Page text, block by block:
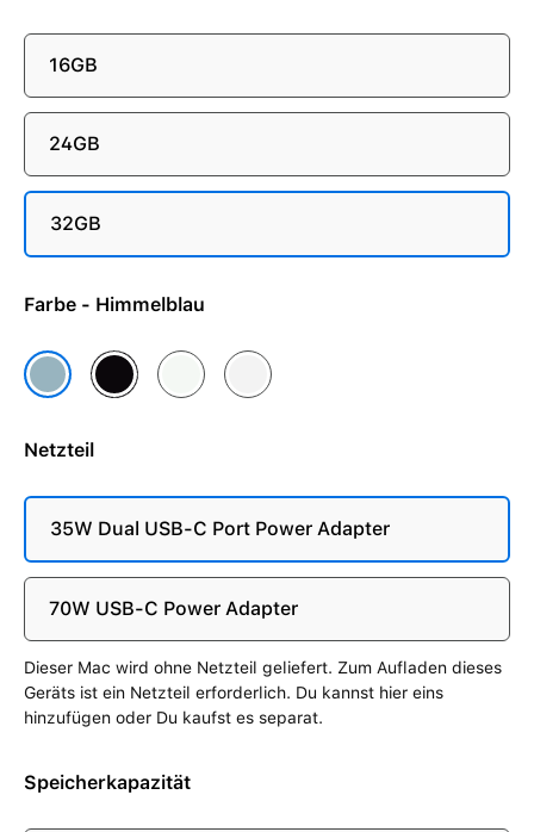
16GB
24GB
32GB
Farbe - Himmelblau
HimmelblauMitternachtPolarsternSilber
Netzteil
35W Dual USB-C Port Power Adapter
70W USB-C Power Adapter
Dieser Mac wird ohne Netzteil geliefert. Zum Aufladen dieses
Geräts ist ein Netzteil erforderlich. Du kannst hier eins
hinzufügen oder Du kaufst es separat.
Speicherkapazität